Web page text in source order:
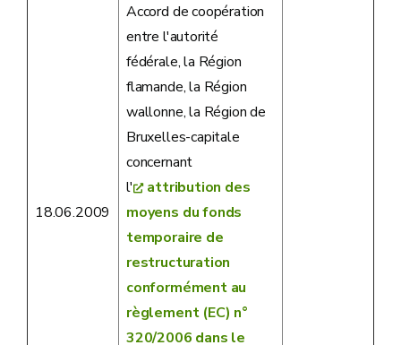
18.06.2009
Accord de coopération
entre l'autorité
fédérale, la Région
flamande, la Région
wallonne, la Région de
Bruxelles-capitale
concernant
l'
attribution des
moyens du fonds
temporaire de
restructuration
conformément au
règlement (EC) n°
320/2006 dans le